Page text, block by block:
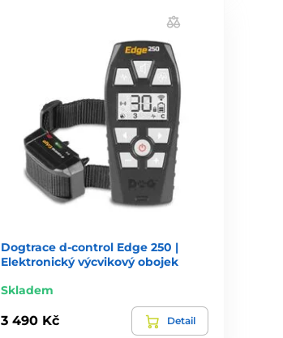
Dogtrace d-control Edge 250 |
Elektronický výcvikový obojek
Skladem
3 490 Kč Detail